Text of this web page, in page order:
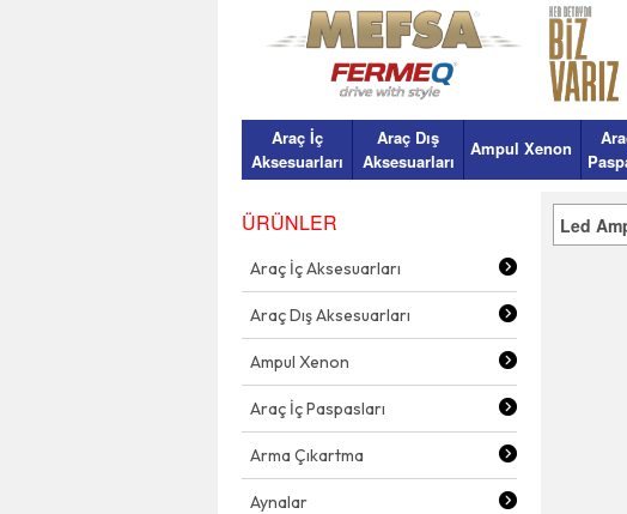
Araç İç
Aksesuarları
Araç Dış
Aksesuarları
Ampul Xenon
ÜRÜNLER
Araç İç Aksesuarları
Araç Dış Aksesuarları
Ampul Xenon
Araç İç Paspasları
Arma Çıkartma
Aynalar
Led